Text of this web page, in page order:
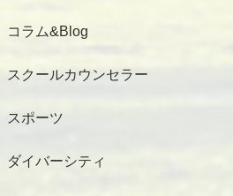
コラム&Blog
スクールカウンセラー
スポーツ
ダイバーシティ